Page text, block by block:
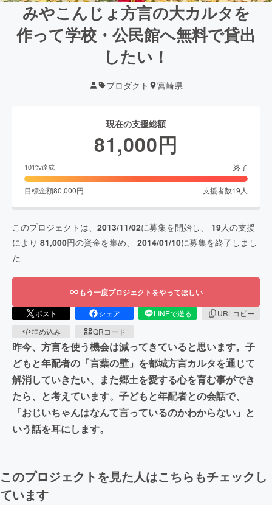
みやこんじょ方言の大カルタを
作って学校・公民館へ無料で貸出
したい！
プロダクト 宮崎県
現在の支援総額
81,000円
101%達成 終了
目標金額80,000円 支援者数19 人
このプロジェクトは、 2013/11/02に募集を開始し、 19人の支援
により 81,000円の資金を集め、 2014/01/10に募集を終了しまし
た
もう一度プロジェクトをやってほしい
ポスト シェア LINEで送る
URLコピー
埋め込み
QRコード
昨今、方言を使う機会は減ってきていると思います。子
どもと年配者の「言葉の壁」を都城方言カルタを通じて
解消していきたい、また郷土を愛する心を育む事ができ
たら、と考えています。子どもと年配者との会話で、
「おじいちゃんはなんて言っているのかわからない」と
いう話を耳にします。
このプロジェクトを見た人はこちらもチェックし
ています